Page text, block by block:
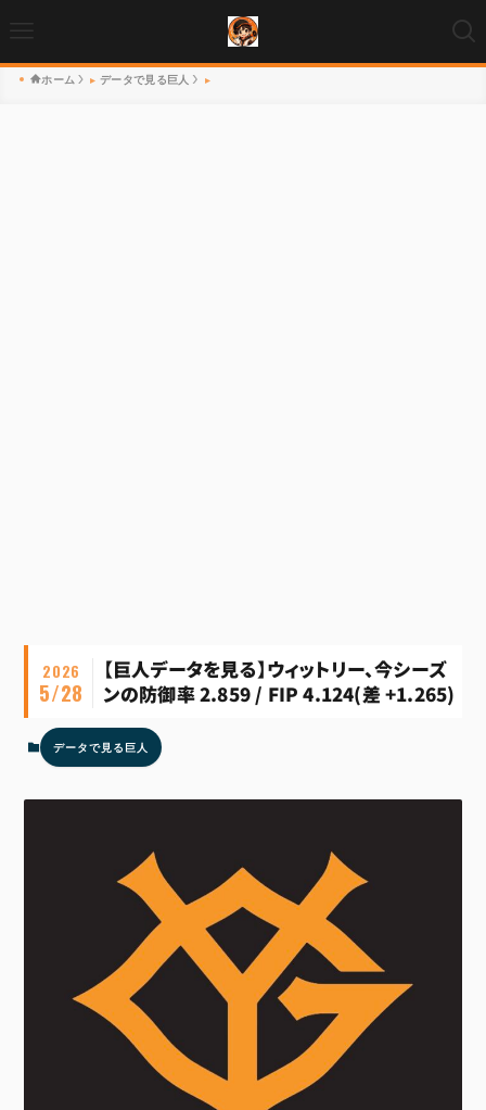
ホーム データで見る巨人
【巨人データを見る】ウィットリー、今シーズ
ンの防御率 2.859 / FIP 4.124(差 +1.265)
2026
5/28
データで見る巨人